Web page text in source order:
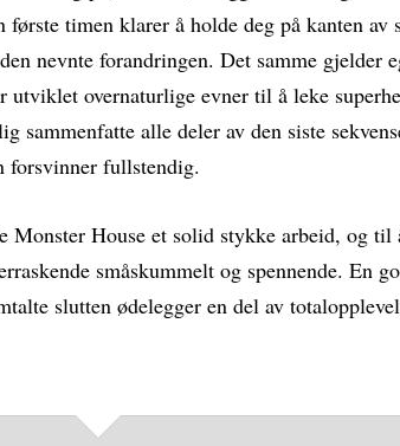
timen klarer å holde deg på kanten av
nevnte forandringen. Det samme gjelder
utviklet overnaturlige evner til å leke
sammenfatte alle deler av den siste
forsvinner fullstendig.
Monster House et solid stykke arbeid, og til
småskummelt og spennende. En
slutten ødelegger en del av